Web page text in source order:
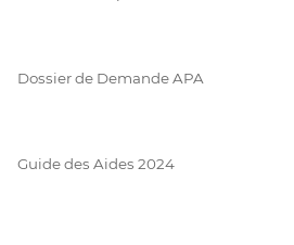
Dossier de Demande APA
Guide des Aides 2024